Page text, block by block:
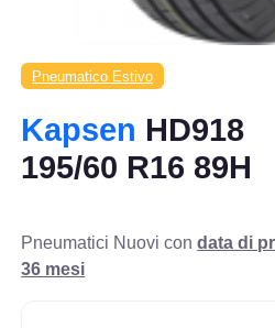
Pneumatico Estivo
Kapsen HD918
195/60 R16 89H
Pneumatici Nuovi condata di
36 mesi